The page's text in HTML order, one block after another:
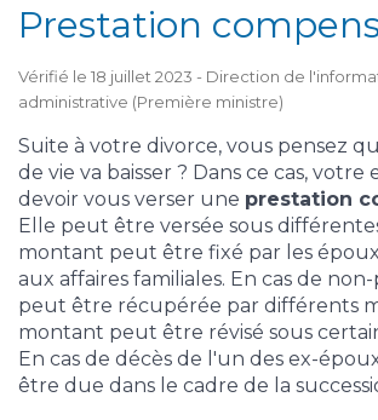
Prestation
Vérifié le 18 juillet 2023 - Direction de
administrative (Première ministre)
Suite à votre divorce, vous pensez
de vie va baisser ? Dans ce cas,
devoir vous verser une prestation
Elle peut être versée sous
montant peut être fixé par les
aux affaires familiales. En cas de
peut être récupérée par différents
montant peut être révisé sous
En cas de décès de l'un des ex-
être due dans le cadre de la